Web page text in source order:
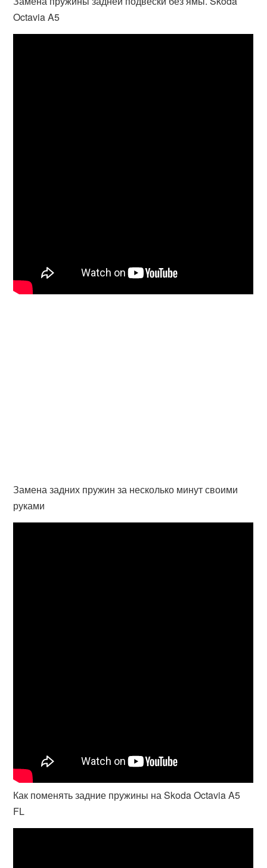
Octavia A5
Замена задних пружин за несколько минут своими
руками
Как поменять задние пружины на Skoda Octavia A5
FL